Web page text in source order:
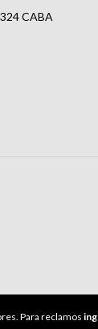
CABA
Para reclamos